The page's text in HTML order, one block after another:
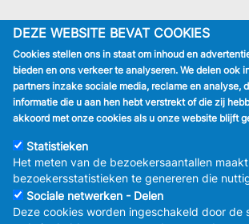
DEZE WEBSITE BEVAT COOKIES
Cookies stellen ons in staat om inhoud en
bieden en ons verkeer te analyseren. We delen
partners inzake sociale media, reclame en analyse,
informatie die u aan hen hebt verstrekt of die zij
akkoord met onze cookies als u onze website blijft
Statistieken
Het meten van de bezoekersaantallen
bezoekersstatistieken te genereren die
Sociale netwerken - Delen
Deze cookies worden ingeschakeld door